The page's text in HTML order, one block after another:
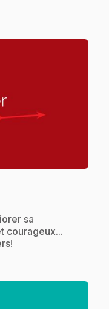
sa
courageux...